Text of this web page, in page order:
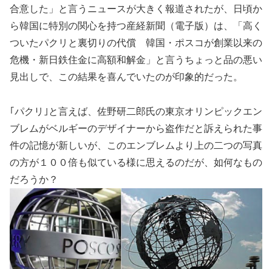
合意した」と言うニュースが大きく報道されたが、日頃か
ら韓国に特別の関心を持つ産経新聞（電子版）は、「高く
ついたパクリと裏切りの代償 韓国・ポスコが創業以来の
危機・新日鉄住金に高額和解金」と言うちょっと品の悪い
見出しで、この結果を喜んでいたのが印象的だった。
｢パクリ｣と言えば、佐野研二郎氏の東京オリンピックエン
ブレムがベルギーのデザイナーから盗作だと訴えられた事
件の記憶が新しいが、このエンブレムより上の二つの写真
の方が１００倍も似ている様に思えるのだが、如何なもの
だろうか？